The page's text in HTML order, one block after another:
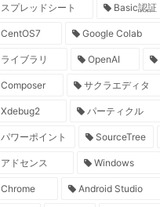
スプレッドシート Basic認証
CentOS7 Google Colab
ライブラリ OpenAI
Composer サクラエディタ
Xdebug2 パーティクル
パワーポイント SourceTree
アドセンス Windows
Chrome Android Studio